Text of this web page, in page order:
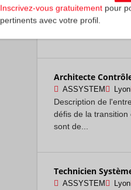
Inscrivez-vous gratuitement pour
pertinents avec votre profil.
Description de
aujourd'hui
Architecte
ASSYSTEM Lyon
Description de
défis de la
sont de...
Technicien
ASSYSTEM Lyon